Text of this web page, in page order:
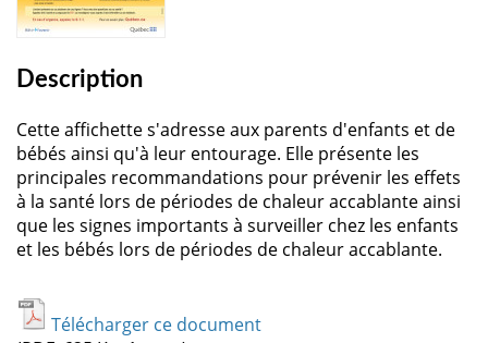
Description
Cette affichette s'adresse aux parents d'enfants et de
bébés ainsi qu'à leur entourage. Elle présente les
principales recommandations pour prévenir les effets
à la santé lors de périodes de chaleur accablante ainsi
que les signes importants à surveiller chez les enfants
et les bébés lors de périodes de chaleur accablante.
Télécharger ce document